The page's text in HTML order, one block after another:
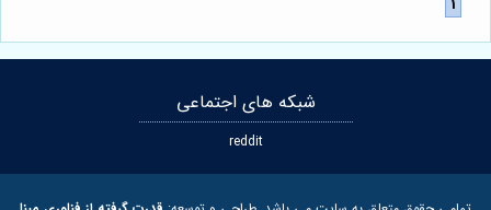
شبکه های اجتماعی
reddit